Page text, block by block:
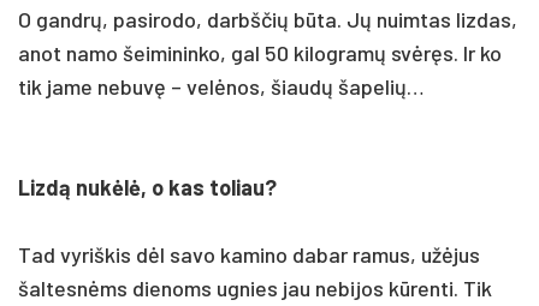
O gandrų, pa­si­ro­do, darbš­čių būta. Jų nuim­tas liz­das,
anot na­mo šei­mi­nin­ko, gal 50 ki­log­ramų svėręs. Ir ko
tik ja­me ne­buvę – velė­nos, šiaudų ša­pe­lių…
Lizdą nu­kėlė, o kas to­liau?
Tad vy­riš­kis dėl sa­vo ka­mi­no da­bar ra­mus, užė­jus
šal­tesnėms die­noms ug­nies jau ne­bi­jos kūren­ti. Tik